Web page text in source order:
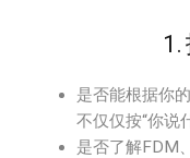
1.
是否能根据你
不仅仅按“你说
是否了解FDM